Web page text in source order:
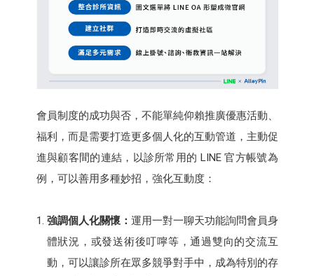
會員制度的成功與否，不能單純仰賴推廣優惠活動、
福利，而是需要打造更多個人化的互動管道，主動促
進與顧客間的連結，以診所常用的 LINE 官方帳號為
例，可以善用多種妙招，強化互動度：
強調個人化關懷： 運用一對一聊天功能詢問會員身
體狀況，或發送術後叮嚀等，通過雙向的交流互
動，可以讓診所在眾多競爭對手中，成為特別的存